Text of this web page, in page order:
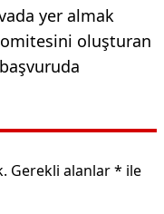
yer almak
oluşturan
Gerekli alanlar* ile